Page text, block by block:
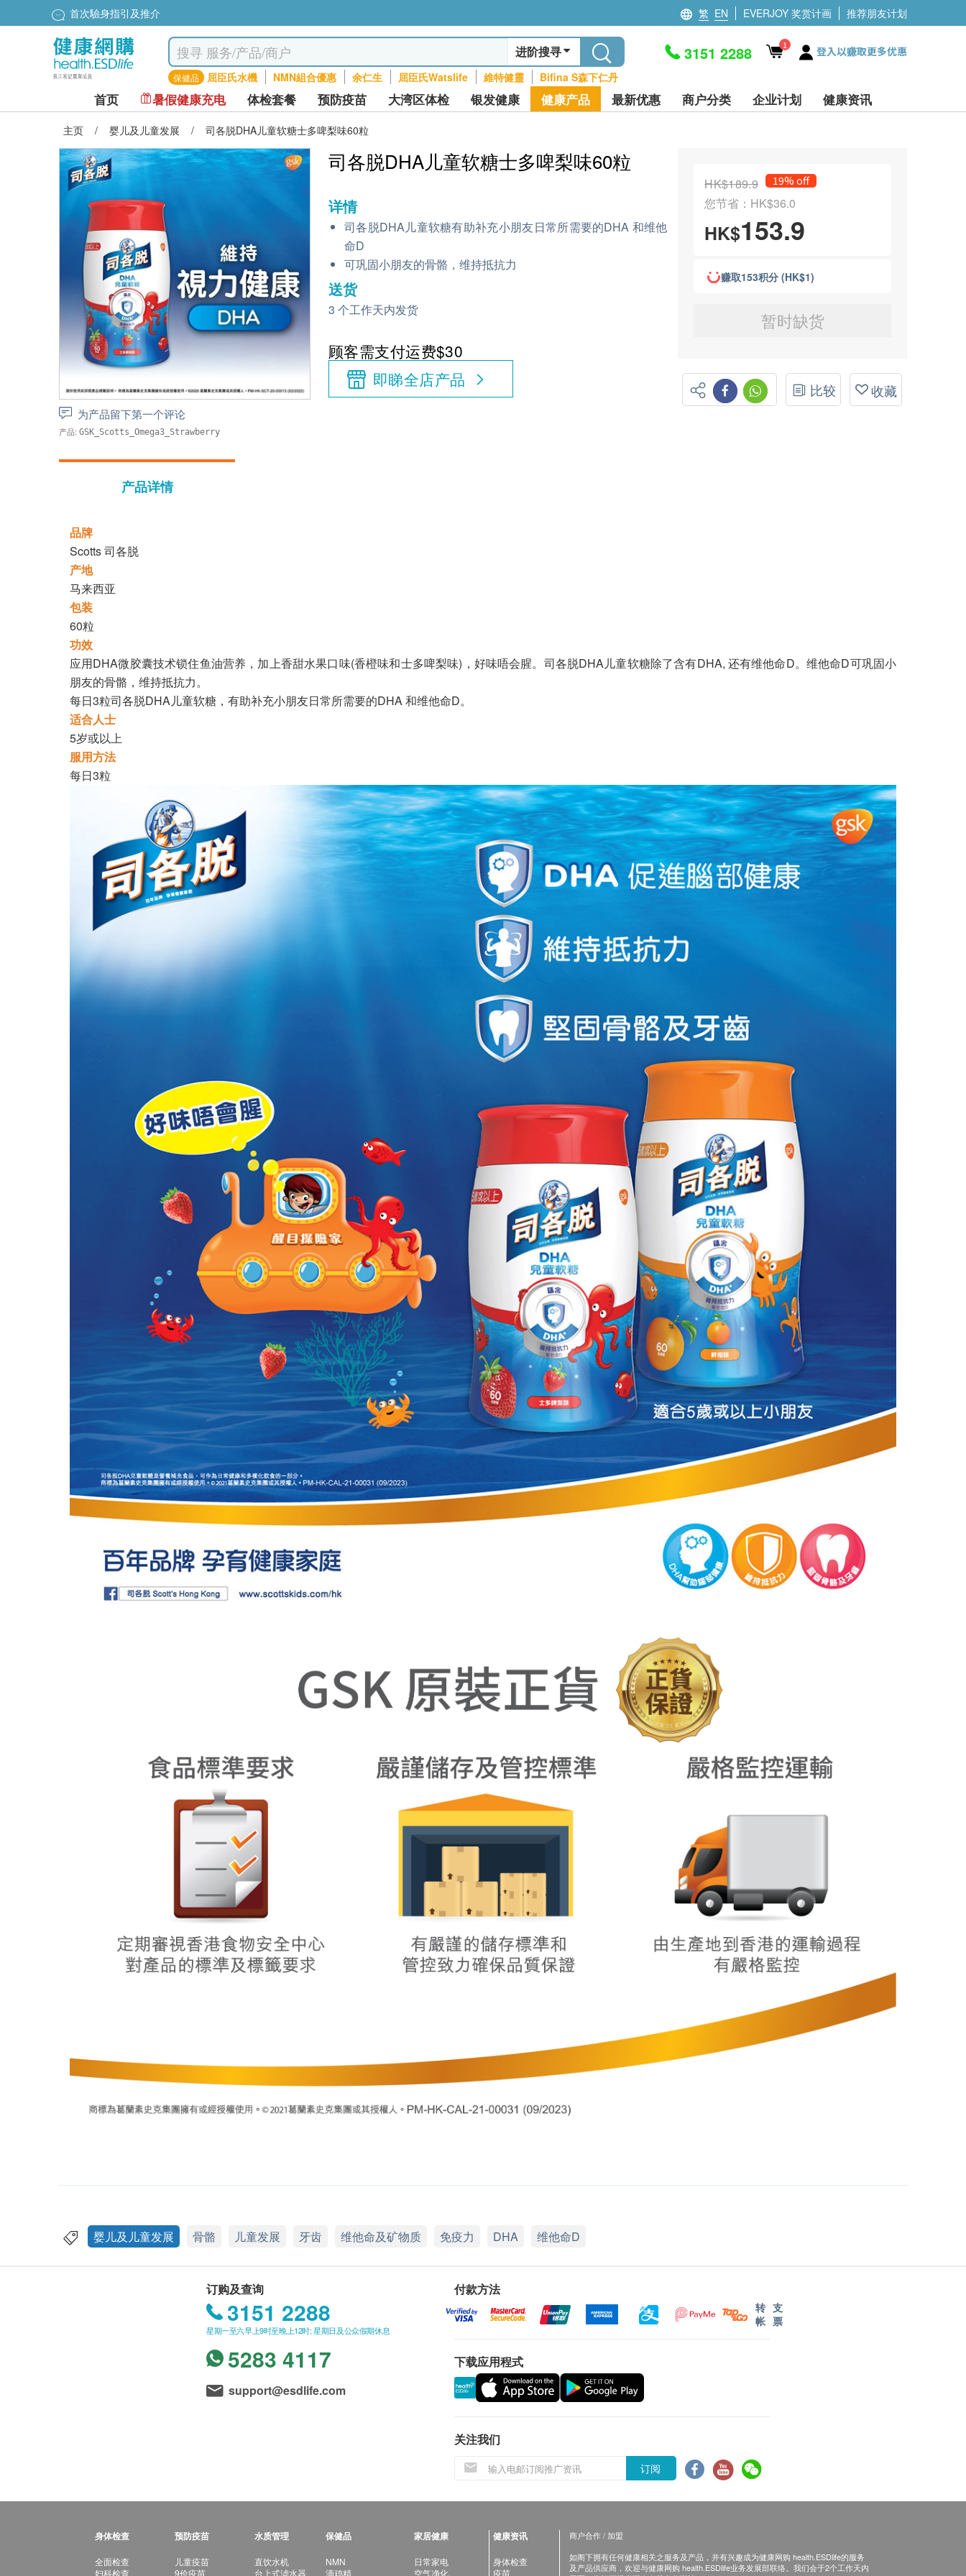
首次驗身指引及推介 繁 EN EVERJOY 奖赏计画 推荐朋友计划
进阶搜寻
保健品 屈臣氏水機 NMN組合優惠 余仁生 屈臣氏Watslife 維特健靈 Bifina S森下仁丹
3151 2288 1 登入以赚取更多优惠
首页 暑假健康充电 体检套餐 预防疫苗 大湾区体检 银发健康 健康产品 最新优惠 商户分类 企业计划 健康资讯
主页 / 婴儿及儿童发展 / 司各脱DHA儿童软糖士多啤梨味60粒
为产品留下第一个评论
产品: GSK_Scotts_Omega3_Strawberry
司各脱DHA儿童软糖士多啤梨味60粒
详情
司各脱DHA儿童软糖有助补充小朋友日常所需要的DHA 和维他
命D
可巩固小朋友的骨骼，维持抵抗力
送货
3 个工作天内发货
顾客需支付运费$30
即睇全店产品
HK$189.9 19% off
您节省：HK$36.0
HK$153.9
赚取153积分 (HK$1)
暂时缺货
比较 收藏
产品详情
品牌
Scotts 司各脱
产地
马来西亚
包装
60粒
功效
应用DHA微胶囊技术锁住鱼油营养，加上香甜水果口味(香橙味和士多啤梨味)，好味唔会腥。司各脱DHA儿童软糖除了含有DHA, 还有维他命D。维他命D可巩固小
朋友的骨骼，维持抵抗力。
每日3粒司各脱DHA儿童软糖，有助补充小朋友日常所需要的DHA 和维他命D。
适合人士
5岁或以上
服用方法
每日3粒
婴儿及儿童发展 骨骼 儿童发展 牙齿 维他命及矿物质 免疫力 DHA 维他命D
订购及查询
3151 2288
星期一至六早上9时至晚上12时; 星期日及公众假期休息
5283 4117
support@esdlife.com
付款方法
转
帐
支
票
下载应用程式
关注我们
订阅
身体检查
全面检查
妇科检查
预防疫苗
儿童疫苗
9价疫苗
水质管理
直饮水机
台上式滤水器
保健品
NMN
滴鸡精
家居健康
日常家电
空气净化
健康资讯
身体检查
疫苗
商户合作 / 加盟
如阁下拥有任何健康相关之服务及产品，并有兴趣成为健康网购 health.ESDlife的服务
及产品供应商，欢迎与健康网购 health.ESDlife业务发展部联络。我们会于2个工作天内